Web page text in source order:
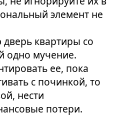
элемент не
квартиры со
одно мучение.
ее, пока
с починкой, то
нести
потери.